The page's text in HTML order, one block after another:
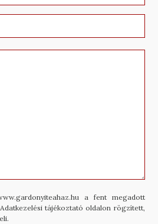
a fent megadott
tájékoztató oldalon rögzített,